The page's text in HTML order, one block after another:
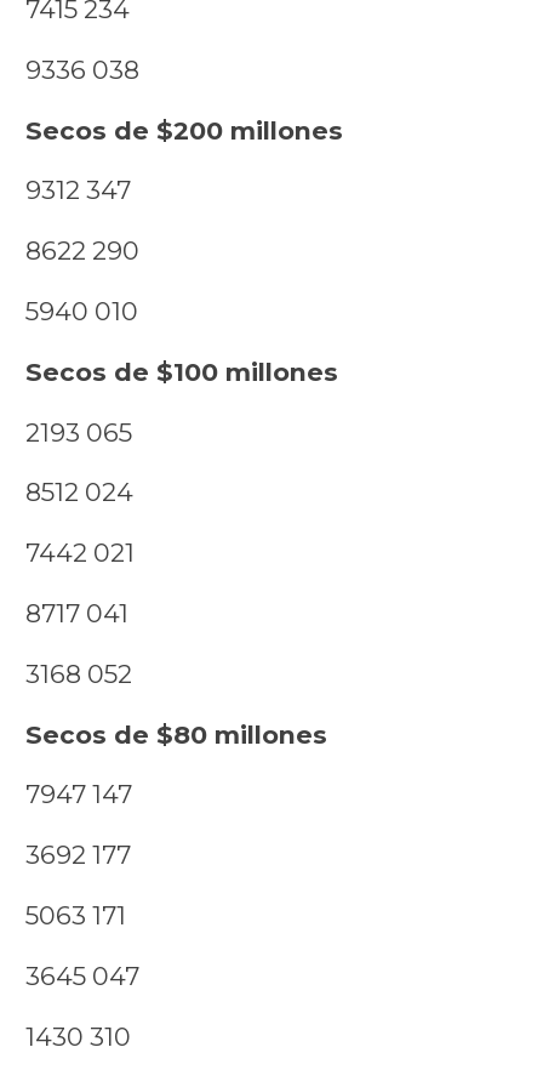
7415 234
9336 038
Secos de $200 millones
9312 347
8622 290
5940 010
Secos de $100 millones
2193 065
8512 024
7442 021
8717 041
3168 052
Secos de $80 millones
7947 147
3692 177
5063 171
3645 047
1430 310